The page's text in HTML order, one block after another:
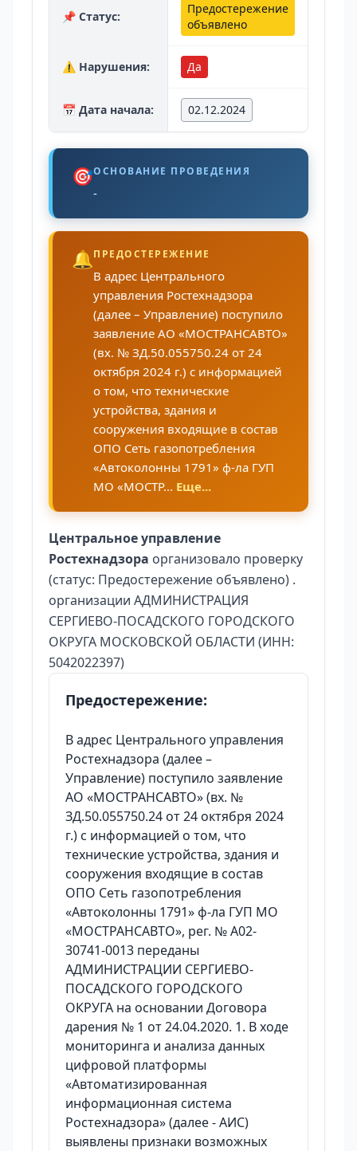
📌 Статус:
Предостережение
объявлено
⚠️ Нарушения: Да
📅 Дата начала: 02.12.2024
🎯ОСНОВАНИЕ ПРОВЕДЕНИЯ
-
🔔ПРЕДОСТЕРЕЖЕНИЕ
В адрес Центрального
управления Ростехнадзора
(далее – Управление) поступило
заявление АО «МОСТРАНСАВТО»
(вх. № ЗД.50.055750.24 от 24
октября 2024 г.) с информацией
о том, что технические
устройства, здания и
сооружения входящие в состав
ОПО Сеть газопотребления
«Автоколонны 1791» ф-ла ГУП
МО «МОСТР... Еще...
Центральное управление
Ростехнадзора организовало проверку
(статус: Предостережение объявлено) .
организации АДМИНИСТРАЦИЯ
СЕРГИЕВО-ПОСАДСКОГО ГОРОДСКОГО
ОКРУГА МОСКОВСКОЙ ОБЛАСТИ (ИНН:
5042022397)
Предостережение:
В адрес Центрального управления
Ростехнадзора (далее –
Управление) поступило заявление
АО «МОСТРАНСАВТО» (вх. №
ЗД.50.055750.24 от 24 октября 2024
г.) с информацией о том, что
технические устройства, здания и
сооружения входящие в состав
ОПО Сеть газопотребления
«Автоколонны 1791» ф-ла ГУП МО
«МОСТРАНСАВТО», рег. № А02-
30741-0013 переданы
АДМИНИСТРАЦИИ СЕРГИЕВО-
ПОСАДСКОГО ГОРОДСКОГО
ОКРУГА на основании Договора
дарения № 1 от 24.04.2020. 1. В ходе
мониторинга и анализа данных
цифровой платформы
«Автоматизированная
информационная система
Ростехнадзора» (далее - АИС)
выявлены признаки возможных